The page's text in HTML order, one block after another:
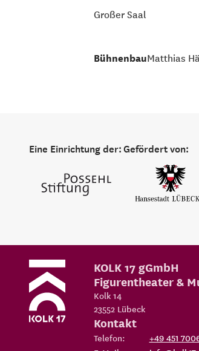
Großer Saal
BühnenbauMatthias
Eine Einrichtung der:Gefördert von:
KOLK 17 gGmbH
Figurentheater &
Kolk 14
23552 Lübeck
Kontakt
Telefon:
+49 451